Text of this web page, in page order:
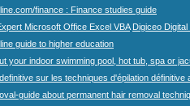
finance : Finance studies guide
Microsoft Office Excel VBA Digiceo
guide to higher education
your indoor swimming pool, hot tub, spa or
sur les techniques d'épilation définitive
guide about permanent hair removal